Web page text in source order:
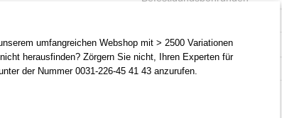
Anzahl
umfangreichen Webshop mit > 2500 Variationen
herausfinden? Zörgern Sie nicht, Ihren Experten für
der Nummer 0031-226-45 41 43 anzurufen.